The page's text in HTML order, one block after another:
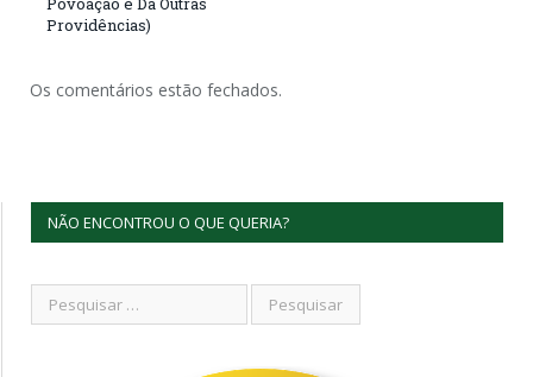
Providências)
Os comentários estão fechados.
NÃO ENCONTROU O QUE QUERIA?